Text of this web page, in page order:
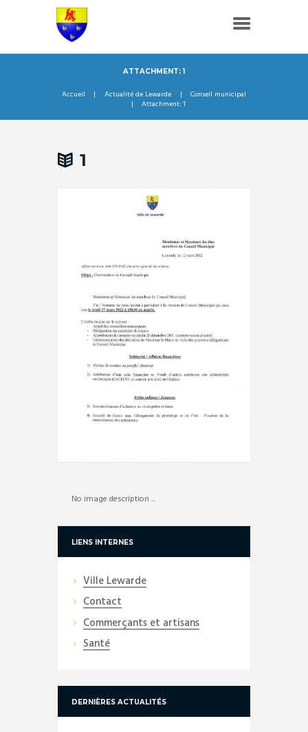
ATTACHMENT: 1
Accueil Actualité de Lewarde
Conseil municipal
Attachment: 1
1
No image description ...
LIENS INTERNES
Ville Lewarde
Contact
Commerçants et artisans
Santé
DERNIÈRES ACTUALITÉS